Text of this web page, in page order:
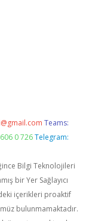
Teams:
0 726 Telegram:
Bilgi Teknolojileri
bir Yer Sağlayıcı
içerikleri proaktif
bulunmamaktadır.